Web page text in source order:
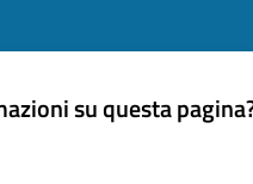
su questa